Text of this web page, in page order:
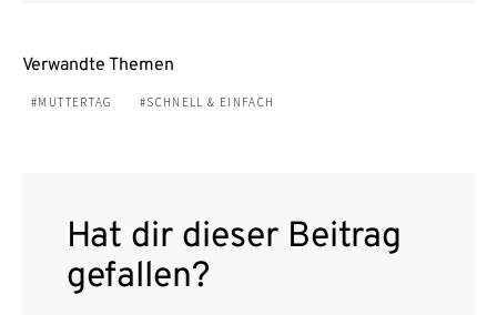
Verwandte Themen
MUTTERTAG SCHNELL & EINFACH
Hat dir dieser Beitrag
gefallen?